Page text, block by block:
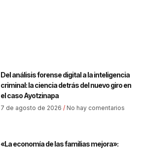
Del análisis forense digital a la inteligencia
criminal: la ciencia detrás del nuevo giro en
el caso Ayotzinapa
7 de agosto de 2026 No hay comentarios
«La economía de las familias mejora»: